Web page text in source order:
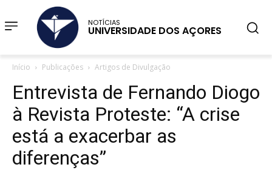
NOTÍCIAS
UNIVERSIDADE DOS AÇORES
Início Publicações Artigos de Divulgação
Entrevista de Fernando Diogo
à Revista Proteste: “A crise
está a exacerbar as
diferenças”